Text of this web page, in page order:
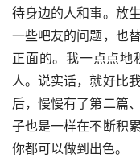
待身边的人和事。放
一些吧友的问题，也
正面的。我一点点地
人。说实话，就好比
后，慢慢有了第二篇
子也是一样在不断积
你都可以做到出色。